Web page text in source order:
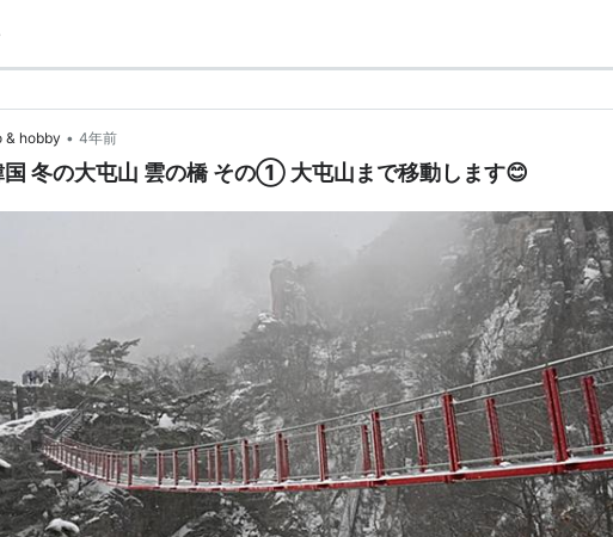
& hobby • 4年前
国 冬の大屯山 雲の橋 その① 大屯山まで移動します😊